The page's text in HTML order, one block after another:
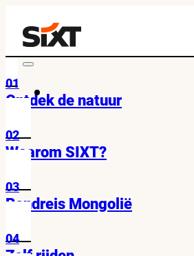
01
Ontdek de natuur
02
Waarom SIXT?
03
Rondreis Mongolië
04